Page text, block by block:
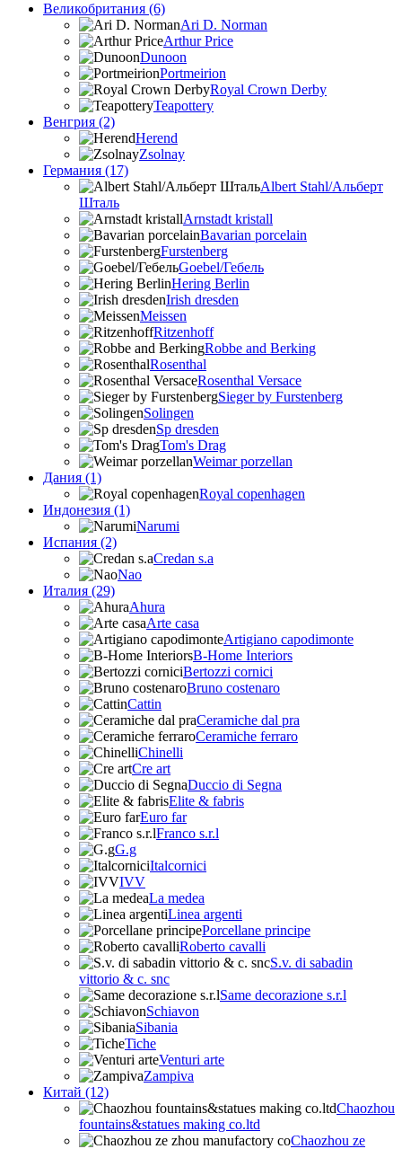
Великобритания (6)
Ari D. Norman
Arthur Price
Dunoon
Portmeirion
Royal Crown Derby
Teapottery
Венгрия (2)
Herend
Zsolnay
Германия (17)
Albert Stahl/Альбеpт
Шталь
Arnstadt kristall
Bavarian porcelain
Furstenberg
Goebel/Гебель
Hering Berlin
Irish dresden
Meissen
Ritzenhoff
Robbe and Berking
Rosenthal
Rosenthal Versace
Sieger by Furstenberg
Solingen
Sp dresden
Tom's Drag
Weimar porzellan
Дания (1)
Royal copenhagen
Индонезия (1)
Narumi
Испания (2)
Credan s.a
Nao
Италия (29)
Ahura
Arte casa
Artigiano capodimonte
B-Home Interiors
Bertozzi cornici
Bruno costenaro
Cattin
Ceramiche dal pra
Ceramiche ferraro
Chinelli
Cre art
Duccio di Segna
Elite & fabris
Euro far
Franco s.r.l
G.g
Italcornici
IVV
La medea
Linea argenti
Porcellane principe
Roberto cavalli
S.v. di sabadin
vittorio & c. snc
Same decorazione s.r.l
Schiavon
Sibania
Tiche
Venturi arte
Zampiva
Китай (12)
Chaozhou
fountains&statues making co.ltd
Chaozhou ze